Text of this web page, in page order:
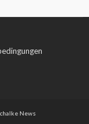
News